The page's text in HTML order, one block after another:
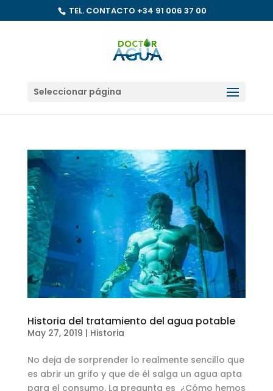
TEL. CONTACTO +34 91 006 37 00
Seleccionar página
Historia del tratamiento del agua potable
May 27, 2019 | Historia
No deja de sorprender lo realmente sencillo que
es abrir un grifo y que de él salga un agua apta
para el consumo. La pregunta es ¿Cómo hemos